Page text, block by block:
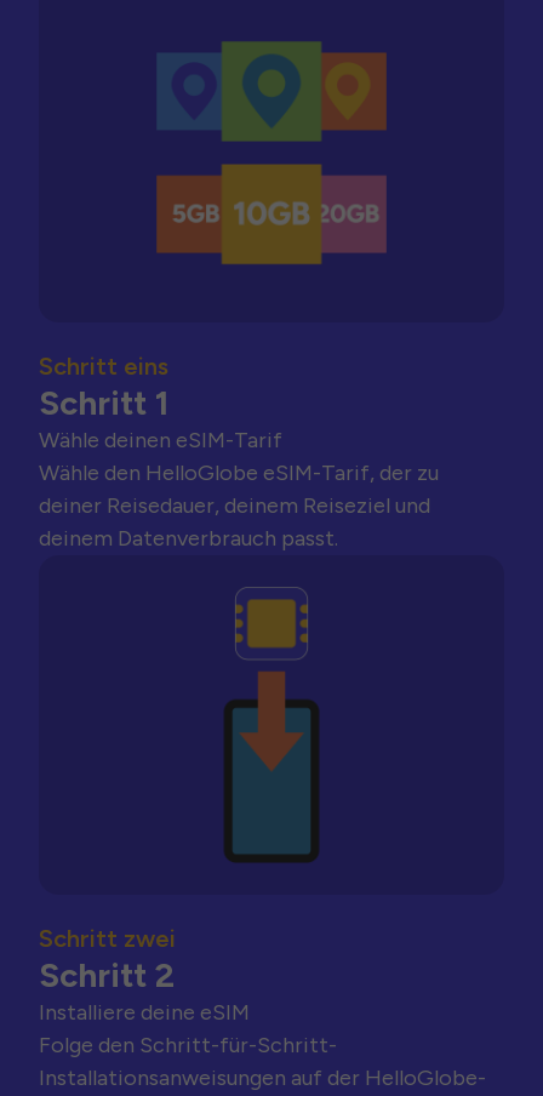
Schritt eins
Schritt 1
Wähle deinen eSIM-Tarif
Wähle den HelloGlobe eSIM-Tarif, der zu
deiner Reisedauer, deinem Reiseziel und
deinem Datenverbrauch passt.
Schritt zwei
Schritt 2
Installiere deine eSIM
Folge den Schritt-für-Schritt-
Installationsanweisungen auf der HelloGlobe-